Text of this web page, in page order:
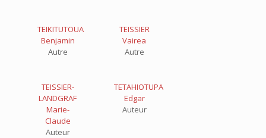
TEIKITUTOUA
Benjamin
Autre
TEISSIER
Vairea
Autre
TEISSIER-
LANDGRAF
Marie-
Claude
Auteur
TETAHIOTUPA
Edgar
Auteur